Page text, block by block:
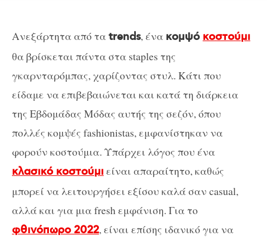
Ανεξάρτητα από ταtrends, ένα κομψό κοστούμι
θα βρίσκεται πάντα στα staples της
γκαρνταρόμπας, χαρίζοντας στυλ. Κάτι που
είδαμε να επιβεβαιώνεται και κατά τη διάρκεια
της Εβδομάδας Μόδας αυτής της σεζόν, όπου
πολλές κομψές fashionistas, εμφανίστηκαν να
φορούν κοστούμια. Υπάρχει λόγος που ένα
κλασικό κοστούμιείναι απαραίτητο, καθώς
μπορεί να λειτουργήσει εξίσου καλά σαν casual,
αλλά και για μια fresh εμφάνιση. Για το
φθινόπωρο 2022, είναι επίσης ιδανικό για να